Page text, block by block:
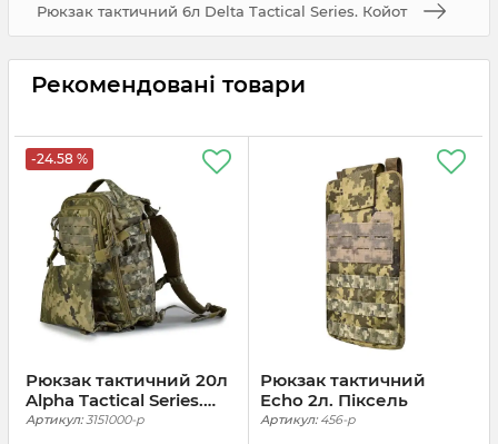
Рюкзак тактичний 6л Delta Tactical Series. Койот
Рекомендовані товари
-24.58 %
Рюкзак тактичний 20л
Alpha Tactical Series.
Піксель
Артикул:3151000-p
Рюкзак тактичний
Echo 2л. Піксель
Артикул:456-p